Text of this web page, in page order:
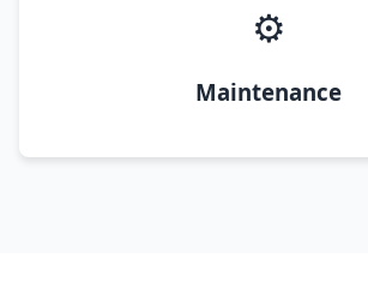
⚙️
Maintenance